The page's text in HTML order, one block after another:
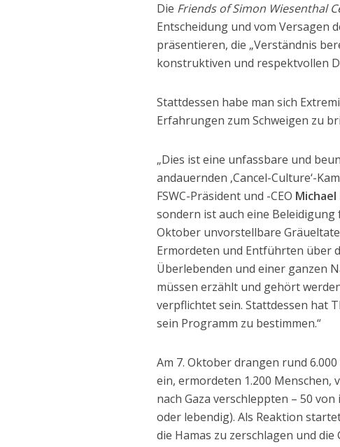
Die Friends of Simon Wiesenthal
Entscheidung und vom Versagen
präsentieren, die „Verständnis
konstruktiven und respektvollen
Stattdessen habe man sich
Erfahrungen zum Schweigen zu
„Dies ist eine unfassbare und
andauernden ‚Cancel-Culture‘-
FSWC-Präsident und -CEO
sondern ist auch eine Beleidigung
Oktober unvorstellbare
Ermordeten und Entführten über
Überlebenden und einer ganzen
müssen erzählt und gehört
verpflichtet sein. Stattdessen hat
sein Programm zu bestimmen.“
Am 7. Oktober drangen rund
ein, ermordeten 1.200
nach Gaza verschleppten – 50
oder lebendig). Als Reaktion
die Hamas zu zerschlagen und